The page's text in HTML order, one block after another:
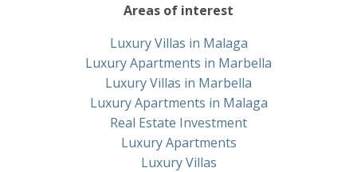
Areas of interest
Luxury Villas in Malaga
Luxury Apartments in Marbella
Luxury Villas in Marbella
Luxury Apartments in Malaga
Real Estate Investment
Luxury Apartments
Luxury Villas